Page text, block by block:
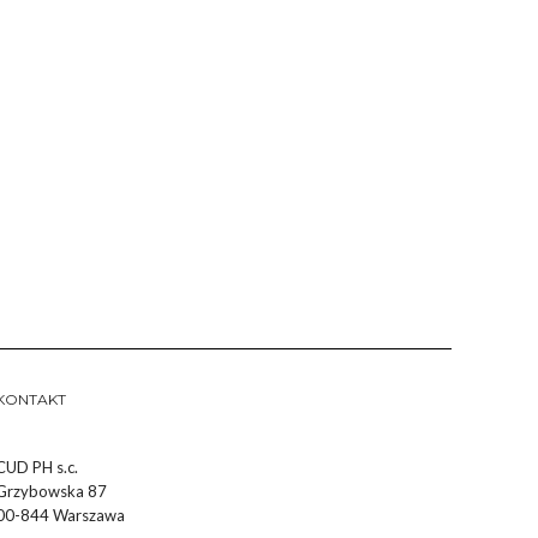
PH s.c.
87
844 Warszawa